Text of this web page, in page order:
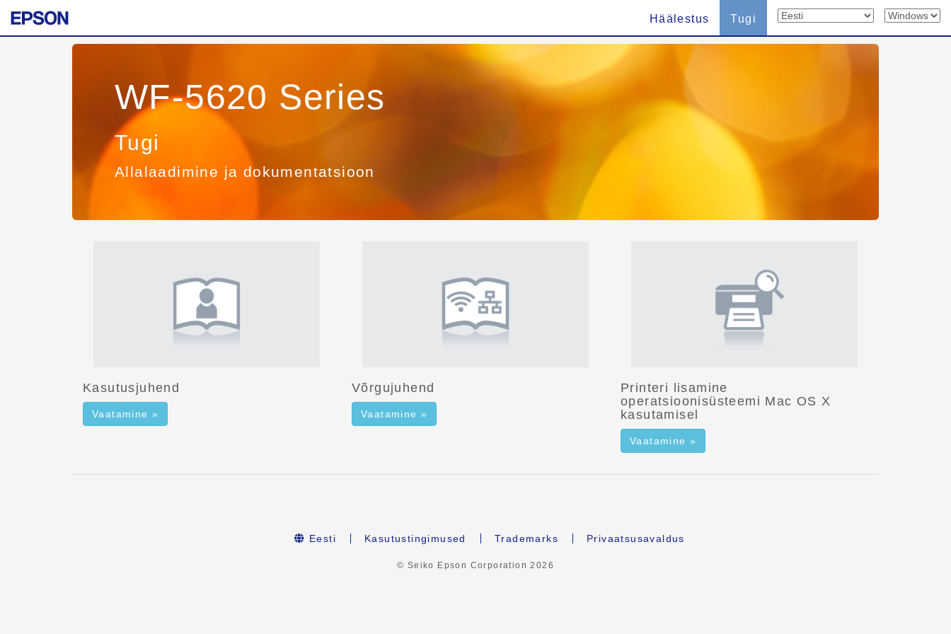
Häälestus Tugi
WF-5620 Series
Tugi
Allalaadimine ja dokumentatsioon
Kasutusjuhend
Vaatamine »
Võrgujuhend
Vaatamine »
Printeri lisamine
operatsioonisüsteemi Mac OS X
kasutamisel
Vaatamine »
Eesti Kasutustingimused Trademarks Privaatsusavaldus
© Seiko Epson Corporation 2026